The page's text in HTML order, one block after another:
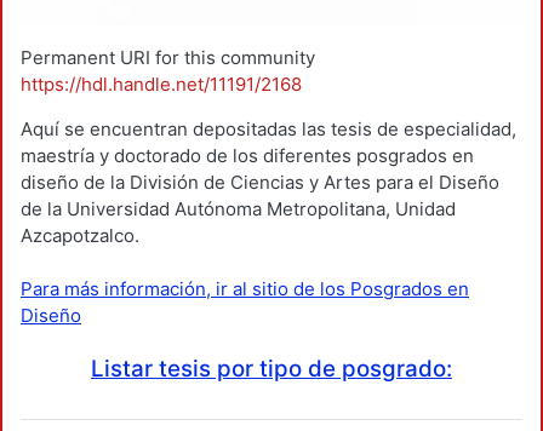
Permanent URI for this community
https://hdl.handle.net/11191/2168
Aquí se encuentran depositadas las tesis de especialidad,
maestría y doctorado de los diferentes posgrados en
diseño de la División de Ciencias y Artes para el Diseño
de la Universidad Autónoma Metropolitana, Unidad
Azcapotzalco.
Para más información, ir al sitio de los Posgrados en
Diseño
Listar tesis por tipo de posgrado: